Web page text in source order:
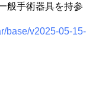
般手術器具を持参
base/v2025-05-15-